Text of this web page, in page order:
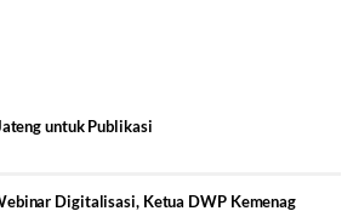
untuk Publikasi
Digitalisasi, Ketua DWP Kemenag